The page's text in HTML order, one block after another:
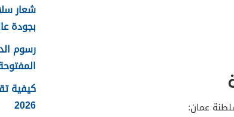
عمان:
بجودة
رسوم
كيفية
2026